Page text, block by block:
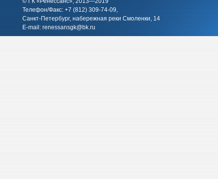
Телефон/Факс: +7 (812) 309-74-09,
Санкт-Петербург, набережная реки Смоленки, 14
E-mail: renessansgk@bk.ru